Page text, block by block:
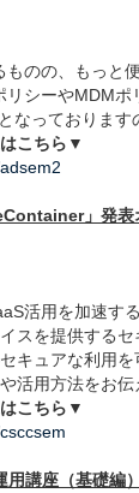
のの、もっと
シーやMDMポ
っております
こちら▼
」発表
活用を加速す
スを提供する
キュアな利用を
活用方法をお伝
こちら▼
講座（基礎編）